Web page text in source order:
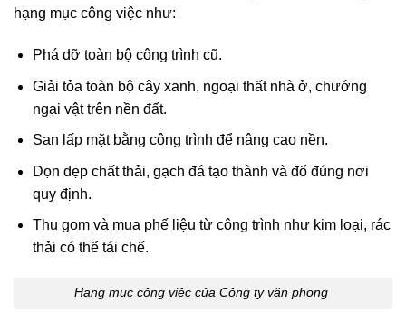
hạng mục công việc như:
Phá dỡ toàn bộ công trình cũ.
Giải tỏa toàn bộ cây xanh, ngoại thất nhà ở, chướng
ngại vật trên nền đất.
San lấp mặt bằng công trình để nâng cao nền.
Dọn dẹp chất thải, gạch đá tạo thành và đổ đúng nơi
quy định.
Thu gom và mua phế liệu từ công trình như kim loại, rác
thải có thể tái chế.
Hạng mục công việc của Công ty văn phong